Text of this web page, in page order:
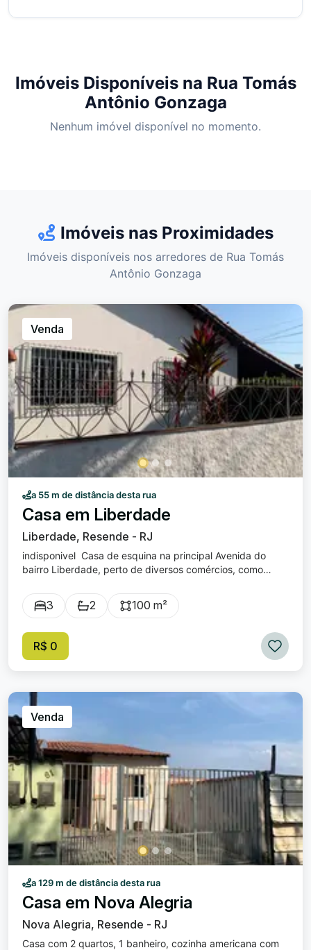
Imóveis Disponíveis na Rua Tomás
Antônio Gonzaga
Nenhum imóvel disponível no momento.
Imóveis nas Proximidades
Imóveis disponíveis nos arredores de Rua Tomás
Antônio Gonzaga
Venda
a 55 m de distância desta rua
Casa em Liberdade
Liberdade, Resende - RJ
indisponivel Casa de esquina na principal Avenida do
bairro Liberdade, perto de diversos comércios, como
construída, com 3 quartos, sendo uma ampla suíte.
Cozinha muito espaçosa, toda azulejada e com armários
com piso. Garagem coberta. Excelente oportunidade para
morar em um dos bairros mais tradicionais da cidade.
3 2 100 m²
R$ 0
Venda
a 129 m de distância desta rua
Casa em Nova Alegria
Nova Alegria, Resende - RJ
Casa com 2 quartos, 1 banheiro, cozinha americana com